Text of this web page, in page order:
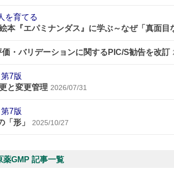
を育てる
本『エパミナンダス』に学ぶ～なぜ「真面目
価・バリデーションに関するPIC/S勧告を改訂
7版
と変更管理 2026/07/31
7版
「形」
2025/10/27
薬GMP 記事一覧